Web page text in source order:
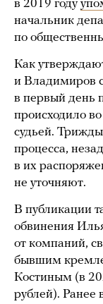
в 2019 году
начальник
по
Как
и Владимиров
в первый день
происходило
судьей.
процесса,
в их
не уточняют.
В публикации
обвинения
от компаний,
бывшим
Костиным (в
рублей). Ранее